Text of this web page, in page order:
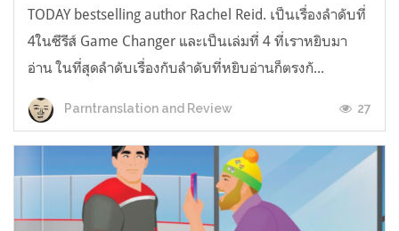
TODAY bestselling author Rachel Reid. เป็นเรื่องลำดับที่
4ในซีรีส์ Game Changer และเป็นเล่มที่ 4 ที่เราหยิบมา
อ่าน ในที่สุดลำดับเรื่องกับลำดับที่หยิบอ่านก็ตรงกั...
Parntranslation and Review 27